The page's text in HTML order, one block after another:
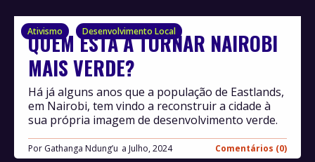
Ativismo Desenvolvimento Local
QUEM ESTÁ A TORNAR NAIROBI
MAIS VERDE?
Por Gathanga Ndung’u Julho, 2024 Comentários (0)
Há já alguns anos que a população de Eastlands,
em Nairobi, tem vindo a reconstruir a cidade à
sua própria imagem de desenvolvimento verde.